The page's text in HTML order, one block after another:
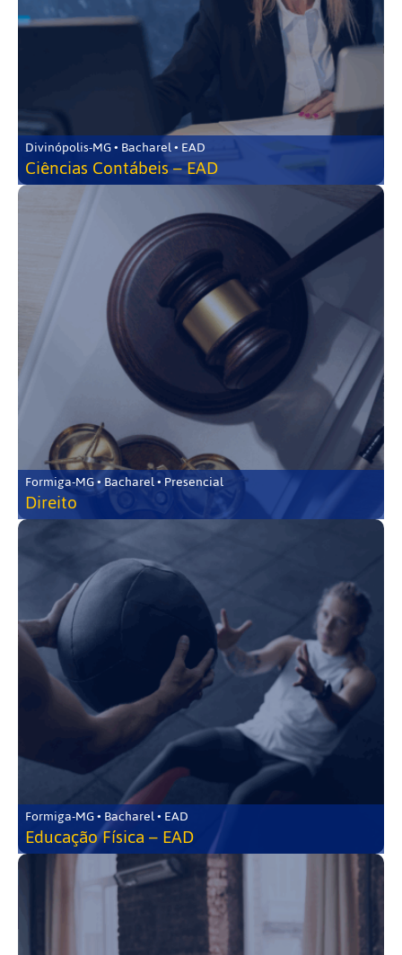
Divinópolis-MG • Bacharel • EAD
Ciências Contábeis – EAD
Formiga-MG • Bacharel • Presencial
Direito
Formiga-MG • Bacharel • EAD
Educação Física – EAD